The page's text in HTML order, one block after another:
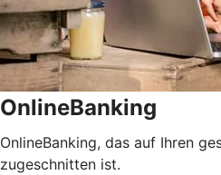
OnlineBanking
OnlineBanking, das auf Ihren
zugeschnitten ist.